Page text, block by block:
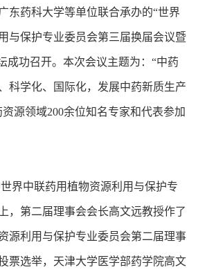
东药科大学等单位联合承办的“世界
与保护专业委员会第三届换届会议暨
成功召开。本次会议主题为：“中药
科学化、国际化，发展中药新质生产
源领域200余位知名专家和代表参加
中联药用植物资源利用与保护专
，第二届理事会会长高文远教授作了
源利用与保护专业委员会第二届理事
票选举，天津大学医学部药学院高文